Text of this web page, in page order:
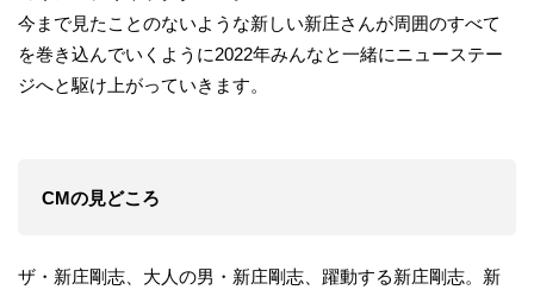
今まで見たことのないような新しい新庄さんが周囲のすべて
を巻き込んでいくように2022年みんなと一緒にニューステー
ジへと駆け上がっていきます。
CMの見どころ
ザ・新庄剛志、大人の男・新庄剛志、躍動する新庄剛志。新